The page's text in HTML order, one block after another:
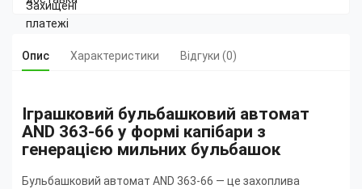
Опис Характеристики Відгуки (0)
Іграшковий бульбашковий автомат
AND 363-66 у формі капібари з
генерацією мильних бульбашок
Бульбашковий автомат AND 363-66 — це захоплива